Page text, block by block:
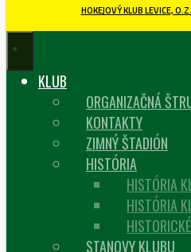
HOKEJOVÝ KLUB LEVICE, O.Z.
KLUB
ORGANIZAČNÁ
KONTAKTY
ZIMNÝ ŠTADIÓN
HISTÓRIA
HISTÓRIA
HISTÓRIA
STANOVY KLUBU